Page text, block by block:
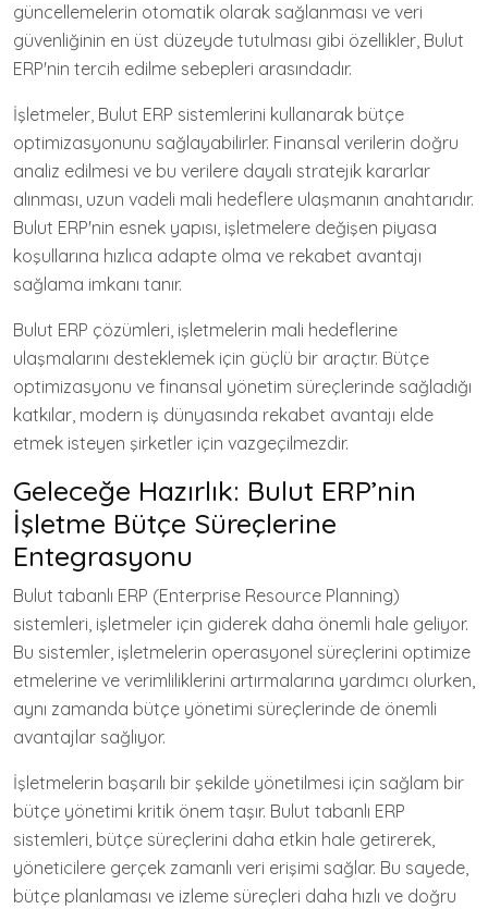
güncellemelerin otomatik olarak sağlanması ve veri
güvenliğinin en üst düzeyde tutulması gibi özellikler, Bulut
ERP'nin tercih edilme sebepleri arasındadır.
İşletmeler, Bulut ERP sistemlerini kullanarak bütçe
optimizasyonunu sağlayabilirler. Finansal verilerin doğru
analiz edilmesi ve bu verilere dayalı stratejik kararlar
alınması, uzun vadeli mali hedeflere ulaşmanın anahtarıdır.
Bulut ERP'nin esnek yapısı, işletmelere değişen piyasa
koşullarına hızlıca adapte olma ve rekabet avantajı
sağlama imkanı tanır.
Bulut ERP çözümleri, işletmelerin mali hedeflerine
ulaşmalarını desteklemek için güçlü bir araçtır. Bütçe
optimizasyonu ve finansal yönetim süreçlerinde sağladığı
katkılar, modern iş dünyasında rekabet avantajı elde
etmek isteyen şirketler için vazgeçilmezdir.
Geleceğe Hazırlık: Bulut ERP’nin
İşletme Bütçe Süreçlerine
Entegrasyonu
Bulut tabanlı ERP (Enterprise Resource Planning)
sistemleri, işletmeler için giderek daha önemli hale geliyor.
Bu sistemler, işletmelerin operasyonel süreçlerini optimize
etmelerine ve verimliliklerini artırmalarına yardımcı olurken,
aynı zamanda bütçe yönetimi süreçlerinde de önemli
avantajlar sağlıyor.
İşletmelerin başarılı bir şekilde yönetilmesi için sağlam bir
bütçe yönetimi kritik önem taşır. Bulut tabanlı ERP
sistemleri, bütçe süreçlerini daha etkin hale getirerek,
yöneticilere gerçek zamanlı veri erişimi sağlar. Bu sayede,
bütçe planlaması ve izleme süreçleri daha hızlı ve doğru